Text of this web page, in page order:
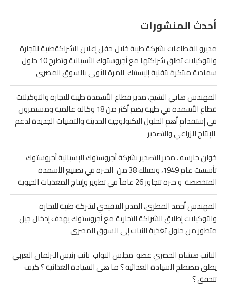
أحدث المنشورات
مديرو القطاعات بشركة طيبة خلال حفل إعلان الشراكةطيبة للتجارة
والتوكيلات تطلق شراكتها مع أجروستوك الأسبانية وتطرح 10 حلول
سمادية مبتكرة بتفنية إليستيك للمرة الأولى بالسوق المصرى
المهندس هاني الشيخ، مدير قطاع الأسمدة طيبة للتجارة والتوكيلات
قطاع الأسمدة في طيبة يضم أكثر من 18 وكالة عالمية ومستمرون
فى إستقدام أهم الحلول التكنولوجية الحديثة والتقنيات الجديدة لدعم
الإنتاج الزراعي والتصدير
خوان جارسه ، مدير التصدير بشركة أجروستوك الإسبانية أجروستوك
تأسست عام 1949، ونمتلك 38 من الخبرة في تصنيع الأسمدة
المتخصصة و خبرة تتجاوز 26 عاماً في تطوير وإنتاج المغذيات الحيوية
المهندس أحمد المطري، المدير التنفيذي لشركة طيبة للتجارة
والتوكيلات إطلاق الشراكة التجارية مع أجروستوك يهدف إدخال جيل
متطور من حلول تغذية النبات إلى السوق المصري
النائب هشام الحصري عضو مجلس النواب نائب رئيس البرلمان العربي
يطلق مصطلح السيادة الغذائية ؟ ما هى السيادة الغذائية ؟ كيف
تتحقق ؟